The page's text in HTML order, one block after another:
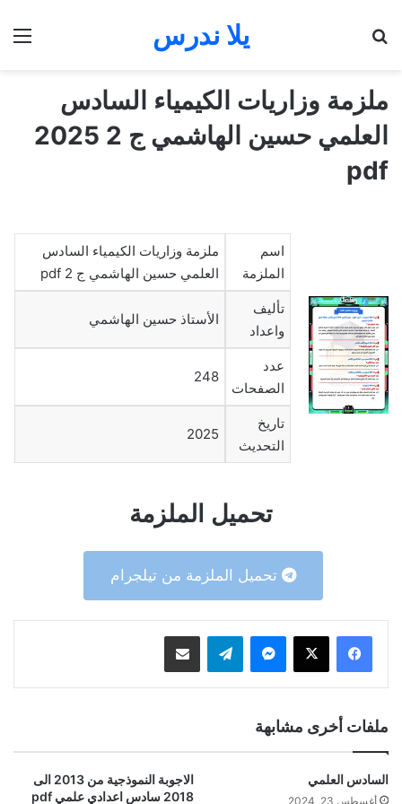
يلا ندرس
ملزمة وزاريات الكيمياء السادس
العلمي حسين الهاشمي ج 2 2025
pdf
اسم
الملزمة
ملزمة وزاريات الكيمياء السادس
العلمي حسين الهاشمي ج 2 pdf
تأليف
واعداد
الأستاذ حسين الهاشمي
عدد
الصفحات
248
تاريخ
التحديث
2025
تحميل الملزمة
تحميل الملزمة من تيلجرام
ماسنجر تيلقرام مشاركة عبر البريد
ملفات أخرى مشابهة
السادس العلمي
أغسطس 23, 2024
الاجوبة النموذجية من 2013 الى
2018 سادس اعدادي علمي pdf